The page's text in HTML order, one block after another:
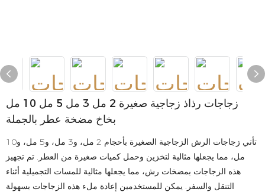
زجاجات رذاذ زجاجية صغيرة 2 مل 3 مل 5 مل 10 مل
بخاخ مضخة عطر بالجملة
تأتي زجاجات الرش الزجاجية الصغيرة بأحجام 2 مل، و3 مل، و5 مل، و10
مل، مما يجعلها مثالية لتخزين وحمل كميات صغيرة من العطر. تم تجهيز
هذه الزجاجات بمضخات رش، مما يجعلها مثالية للمسات التجميلية أثناء
التنقل والسفر. يمكن للمستخدمين إعادة ملء هذه الزجاجات بسهولة